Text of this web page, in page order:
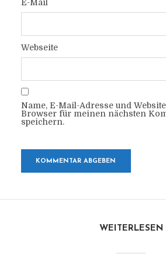
E-Mail
Webseite
Name, E-Mail-Adresse und
Browser für meinen nächsten
speichern.
WEITERLESEN